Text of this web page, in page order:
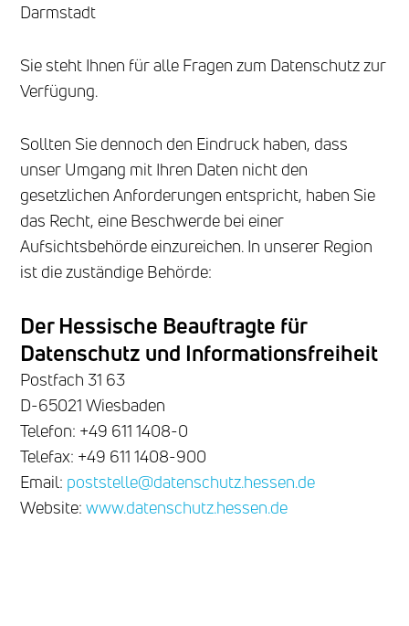
Darmstadt
Sie steht Ihnen für alle Fragen zum Datenschutz zur
Verfügung.
Sollten Sie dennoch den Eindruck haben, dass
unser Umgang mit Ihren Daten nicht den
gesetzlichen Anforderungen entspricht, haben Sie
das Recht, eine Beschwerde bei einer
Aufsichtsbehörde einzureichen. In unserer Region
ist die zuständige Behörde:
Der Hessische Beauftragte für
Datenschutz und Informationsfreiheit
Postfach 31 63
D-65021 Wiesbaden
Telefon: +49 611 1408-0
Telefax: +49 611 1408-900
Email: poststelle@datenschutz.hessen.de
Website:www.datenschutz.hessen.de